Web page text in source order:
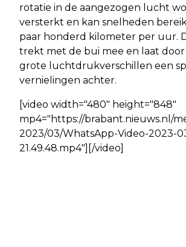
rotatie in de aangezogen lucht
versterkt en kan snelheden
paar honderd kilometer per uur.
trekt met de bui mee en laat
grote luchtdrukverschillen een
vernielingen achter.
[video width="480" height="848"
mp4="https://brabant.nieuws.nl/
2023/03/WhatsApp-Video-2023-
21.49.48.mp4"][/video]